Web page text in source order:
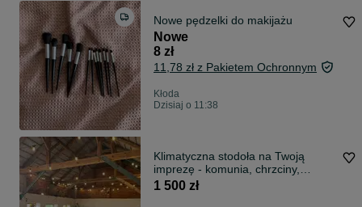
Nowe pędzelki do makijażu
Nowe
8 zł
11,78 zł z Pakietem Ochronnym
Kłoda
Dzisiaj o 11:38
Klimatyczna stodoła na Twoją
imprezę - komunia, chrzciny,
urodziny, impreza firmowa
1 500 zł